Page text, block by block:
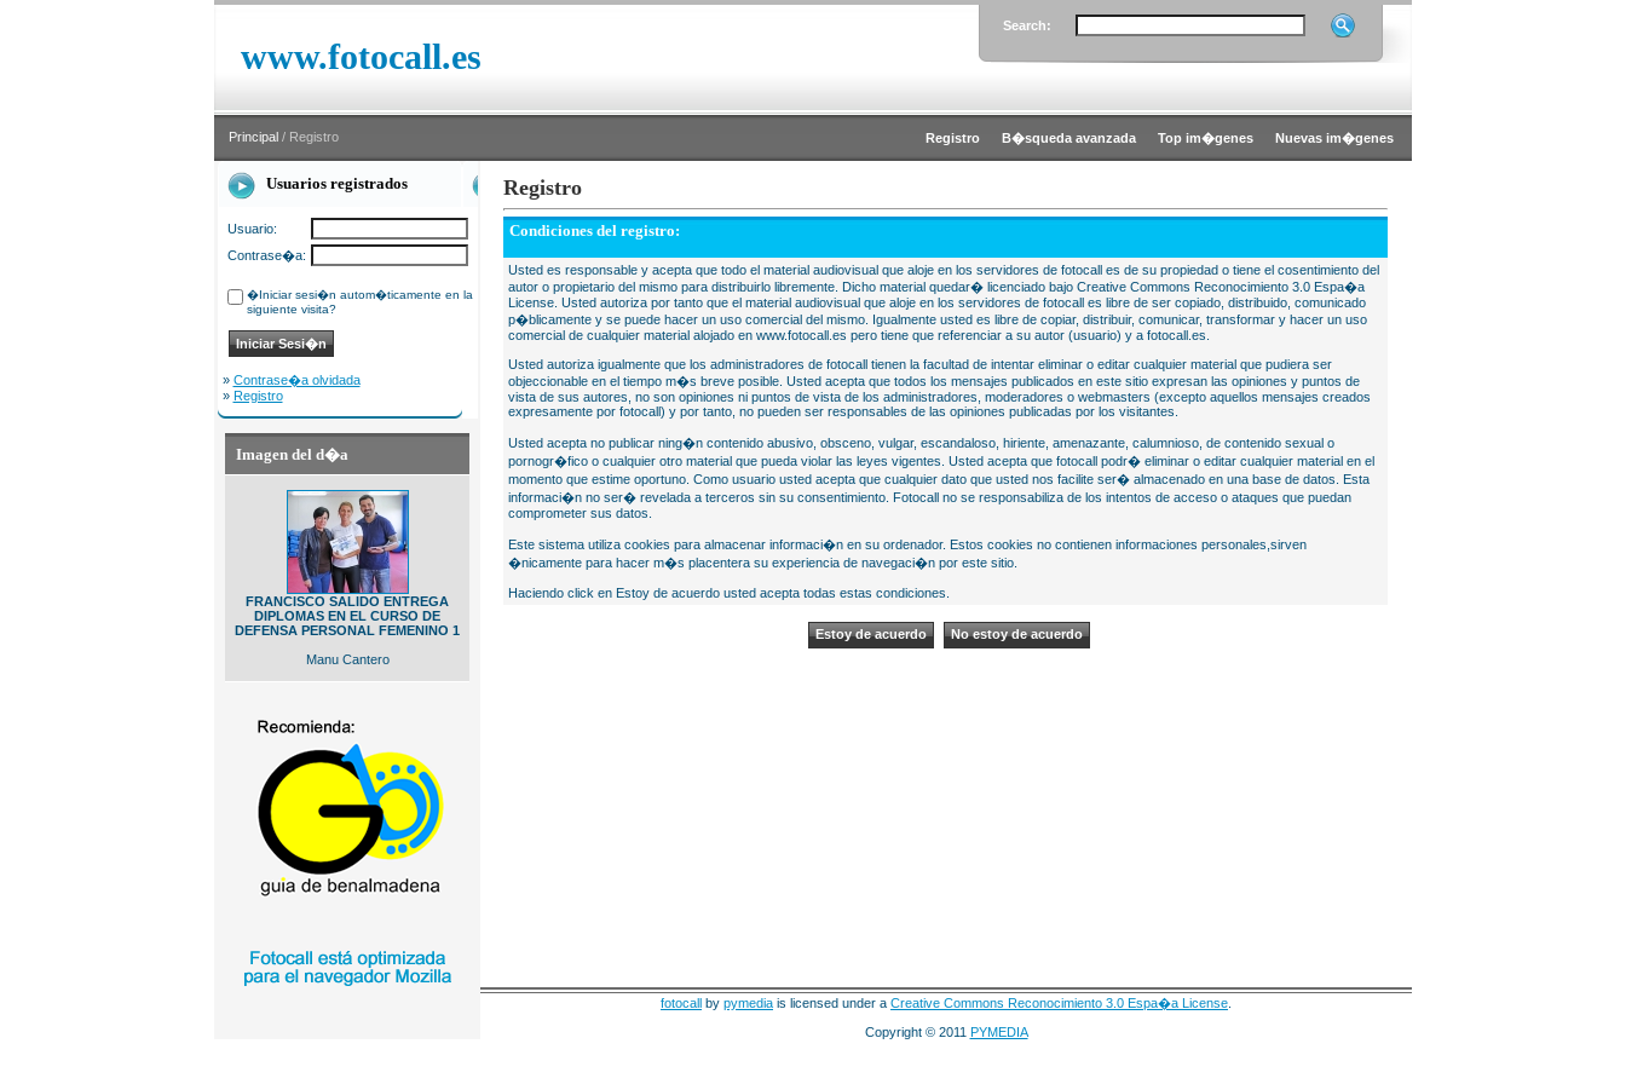
www.fotocall.es
Search:
Principal / Registro Registro B�squeda avanzada Top im�genes Nuevas im�genes
Usuarios registrados
Usuario:
Contrase�a:
�Iniciar sesi�n autom�ticamente en la
siguiente visita?
» Contrase�a olvidada
» Registro
Imagen del d�a
FRANCISCO SALIDO ENTREGA
DIPLOMAS EN EL CURSO DE
DEFENSA PERSONAL FEMENINO 1
Manu Cantero
Registro
Condiciones del registro:
Usted es responsable y acepta que todo el material audiovisual que aloje en los servidores de fotocall es de su propiedad o tiene el cosentimiento del
autor o propietario del mismo para distribuirlo libremente. Dicho material quedar� licenciado bajo Creative Commons Reconocimiento 3.0 Espa�a
License. Usted autoriza por tanto que el material audiovisual que aloje en los servidores de fotocall es libre de ser copiado, distribuido, comunicado
p�blicamente y se puede hacer un uso comercial del mismo. Igualmente usted es libre de copiar, distribuir, comunicar, transformar y hacer un uso
comercial de cualquier material alojado en www.fotocall.es pero tiene que referenciar a su autor (usuario) y a fotocall.es.
Usted autoriza igualmente que los administradores de fotocall tienen la facultad de intentar eliminar o editar cualquier material que pudiera ser
objeccionable en el tiempo m�s breve posible. Usted acepta que todos los mensajes publicados en este sitio expresan las opiniones y puntos de
vista de sus autores, no son opiniones ni puntos de vista de los administradores, moderadores o webmasters (excepto aquellos mensajes creados
expresamente por fotocall) y por tanto, no pueden ser responsables de las opiniones publicadas por los visitantes.
Usted acepta no publicar ning�n contenido abusivo, obsceno, vulgar, escandaloso, hiriente, amenazante, calumnioso, de contenido sexual o
pornogr�fico o cualquier otro material que pueda violar las leyes vigentes. Usted acepta que fotocall podr� eliminar o editar cualquier material en el
momento que estime oportuno. Como usuario usted acepta que cualquier dato que usted nos facilite ser� almacenado en una base de datos. Esta
informaci�n no ser� revelada a terceros sin su consentimiento. Fotocall no se responsabiliza de los intentos de acceso o ataques que puedan
comprometer sus datos.
Este sistema utiliza cookies para almacenar informaci�n en su ordenador. Estos cookies no contienen informaciones personales,sirven
�nicamente para hacer m�s placentera su experiencia de navegaci�n por este sitio.
Haciendo click en Estoy de acuerdo usted acepta todas estas condiciones.
fotocall by pymedia is licensed under a Creative Commons Reconocimiento 3.0 Espa�a License
Copyright © 2011 PYMEDIA